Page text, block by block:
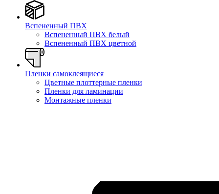
Вспененный ПВХ
Вспененный ПВХ белый
Вспененный ПВХ цветной
Пленки самоклеящиеся
Цветные плоттерные пленки
Пленки для ламинации
Монтажные пленки